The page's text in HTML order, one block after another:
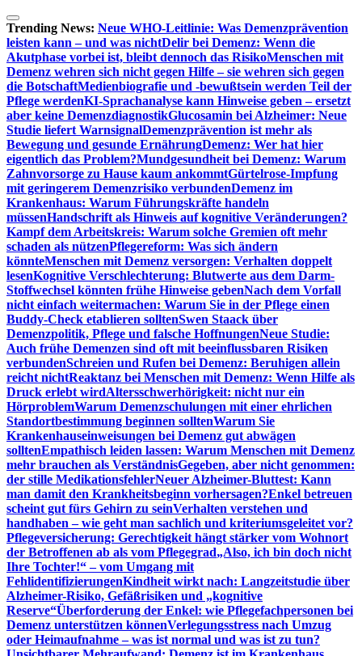
Zum
Inhalt
springen
Trending News: Neue WHO-Leitlinie: Was Demenzprävention
leisten kann – und was nichtDelir bei Demenz: Wenn die
Akutphase vorbei ist, bleibt dennoch das RisikoMenschen mit
Demenz wehren sich nicht gegen Hilfe – sie wehren sich gegen
die BotschaftMedienbiografie und -bewußtsein werden Teil der
Pflege werdenKI-Sprachanalyse kann Hinweise geben – ersetzt
aber keine DemenzdiagnostikGlucosamin bei Alzheimer: Neue
Studie liefert WarnsignalDemenzprävention ist mehr als
Bewegung und gesunde ErnährungDemenz: Wer hat hier
eigentlich das Problem?Mundgesundheit bei Demenz: Warum
Zahnvorsorge zu Hause kaum ankommtGürtelrose-Impfung
mit geringerem Demenzrisiko verbundenDemenz im
Krankenhaus: Warum Führungskräfte handeln
müssenHandschrift als Hinweis auf kognitive Veränderungen?
Kampf dem Arbeitskreis: Warum solche Gremien oft mehr
schaden als nützenPflegereform: Was sich ändern
könnteMenschen mit Demenz versorgen: Verhalten doppelt
lesenKognitive Verschlechterung: Blutwerte aus dem Darm-
Stoffwechsel könnten frühe Hinweise gebenNach dem Vorfall
nicht einfach weitermachen: Warum Sie in der Pflege einen
Buddy-Check etablieren solltenSwen Staack über
Demenzpolitik, Pflege und falsche HoffnungenNeue Studie:
Auch frühe Demenzen sind oft mit beeinflussbaren Risiken
verbundenSchreien und Rufen bei Demenz: Beruhigen allein
reicht nichtReaktanz bei Menschen mit Demenz: Wenn Hilfe als
Druck erlebt wirdAltersschwerhörigkeit: nicht nur ein
HörproblemWarum Demenzschulungen mit einer ehrlichen
Standortbestimmung beginnen solltenWarum Sie
Krankenhauseinweisungen bei Demenz gut abwägen
solltenEmpathisch leiden lassen: Warum Menschen mit Demenz
mehr brauchen als VerständnisGegeben, aber nicht genommen:
der stille MedikationsfehlerNeuer Alzheimer-Bluttest: Kann
man damit den Krankheitsbeginn vorhersagen?Enkel betreuen
scheint gut fürs Gehirn zu seinVerhalten verstehen und
handhaben – wie geht man sachlich und kriteriumsgeleitet vor?
Pflegeversicherung: Gerechtigkeit hängt stärker vom Wohnort
der Betroffenen ab als vom Pflegegrad„Also, ich bin doch nicht
Ihre Tochter!“ – vom Umgang mit
FehlidentifizierungenKindheit wirkt nach: Langzeitstudie über
Alzheimer-Risiko, Gefäßrisiken und „kognitive
Reserve“Überforderung der Enkel: wie Pflegefachpersonen bei
Demenz unterstützen könnenVerlegungsstress nach Umzug
oder Heimaufnahme – was ist normal und was ist zu tun?